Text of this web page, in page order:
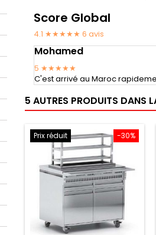
Score Global
4.1 ★★★★★ 6 avis
Mohamed
5 ★★★★★
C'est arrivé au Maroc
5 AUTRES PRODUITS DANS
-30%
Prix réduit